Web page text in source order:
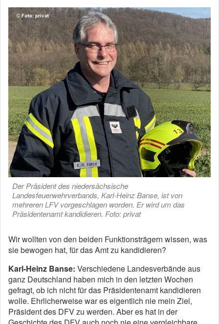
Der Präsident des niedersächsische
Landesfeuerwehrverbands, Karl-Heinz Banse, ist von
mehreren LFV vorgeschlagen worden. Er wird um das
Präsidentenamt kandidieren. Foto: privat
Wir wollten von den beiden Funktionsträgern wissen, was
sie bewogen hat, für das Amt zu kandidieren?
Karl-Heinz Banse: Verschiedene Landesverbände aus
ganz Deutschland haben mich in den letzten Wochen
gefragt, ob ich nicht für das Präsidentenamt kandidieren
wolle. Ehrlicherweise war es eigentlich nie mein Ziel,
Präsident des DFV zu werden. Aber es hat in der